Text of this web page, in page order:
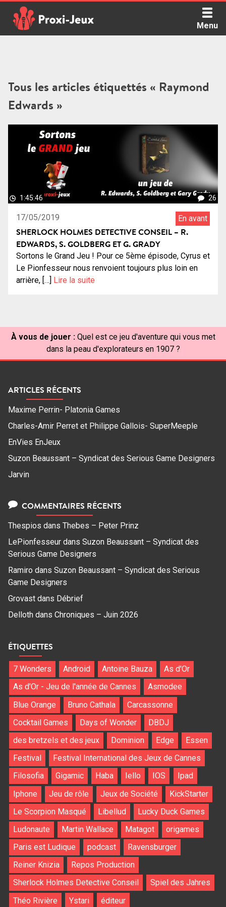
content
Menu
Tous les articles étiquettés « Raymond
Edwards »
1:45:46 26
17/05/2019 En avant
SHERLOCK HOLMES DETECTIVE CONSEIL – R.
EDWARDS, S. GOLDBERG ET G. GRADY
Sortons le Grand Jeu ! Pour ce 5ème épisode, Cyrus et
Le Pionfesseur nous renvoient toujours plus loin en
arrière, […] Lire la suite
À vous de jouer : Quel est ce jeu d'aventure qui vous met
dans la peau d'explorateurs en 1907 ?
ARTICLES RÉCENTS
Maxime Perrin- Platonia Games
Charles-Amir Perret et Philippe Gallois- SuperMeeple
EnVies EnJeux
Suzon Beaussant – Syndicat des Serious Game Designers
Jarvin
COMMENTAIRES RÉCENTS
Thespios dans Thebes – Peter Prinz
LePionfesseur dans Suzon Beaussant – Syndicat des
Serious Game Designers
Ramiro dans Suzon Beaussant – Syndicat des Serious
Game Designers
Grovast dans Débrief
Delloth dans Chroniques – Juin 2026
ÉTIQUETTES
7 Wonders Android Antoine Bauza
As d'Or
As d'Or - Jeu de l'année de Cannes
Asmodee
Blue Orange
Bruno Cathala
Carcassonne
Cocktail Games
Days of Wonder
DBDJ
des bretzels et des jeux
Dominion Edge
Essen
Festival
Festival International des Jeux de Cannes
Filosofia
Gigamic Haba Iello IOS
Ipad
Iphone
Jeu de rôle Jeux de Société
KickStarter
Le Scorpion Masqué
Libellud
Lucky Duck Games
Ludonaute
Martin Wallace Matagot
origames
Paris est Ludique
podcast
Ravensburger
Reiner Knizia
Repos Production
Sherlock Holmes Detective Conseil
Spiel des Jahres
Théo Rivière
Ystari éditeur